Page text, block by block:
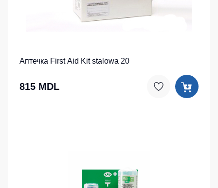
Аптечка First Aid Kit stalowa 20
815 MDL